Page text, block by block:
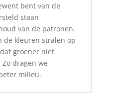
bent van de
staan
van de patronen.
de kleuren stralen op
groener niet
dragen we
milieu.